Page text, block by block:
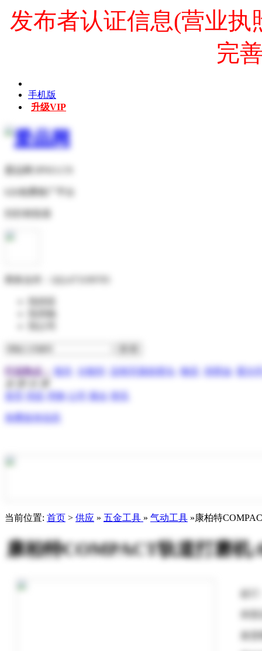
发布者认证信息(营业
完
手机版
升级VIP
行业热点： 报关 分散剂 压电写真机喷头 物流 润滑油
求购 展会
免费发布信息
当前位置: 首页 > 供应 » 五金工具 » 气动工具 »康柏特
康柏特COMPACT轨道打磨机